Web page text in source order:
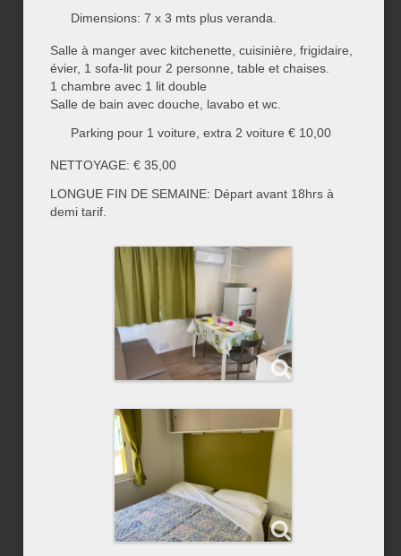
Dimensions: 7 x 3 mts plus veranda.
Salle à manger avec kitchenette, cuisinière, frigidaire,
évier, 1 sofa-lit pour 2 personne, table et chaises.
1 chambre avec 1 lit double
Salle de bain avec douche, lavabo et wc.
Parking pour 1 voiture, extra 2 voiture € 10,00
NETTOYAGE: € 35,00
LONGUE FIN DE SEMAINE: Départ avant 18hrs à
demi tarif.